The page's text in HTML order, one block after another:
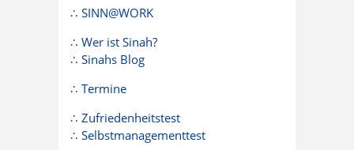
∴ SINN@WORK
∴ Wer ist Sinah?
∴ Sinahs Blog
∴ Termine
∴ Zufriedenheitstest
∴ Selbstmanagementtest